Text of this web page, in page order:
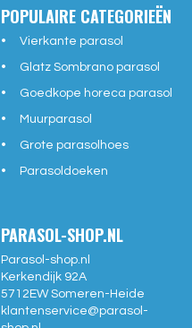
POPULAIRE CATEGORIEËN
Vierkante parasol
Glatz Sombrano parasol
Goedkope horeca parasol
Muurparasol
Grote parasolhoes
Parasoldoeken
PARASOL-SHOP.NL
Parasol-shop.nl
Kerkendijk 92A
5712EW Someren-Heide
klantenservice@parasol-